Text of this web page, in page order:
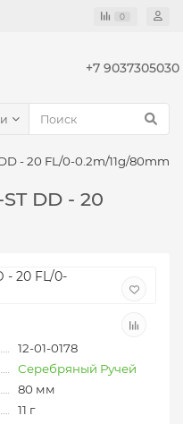
0
+7 9037305030
- 20 FL/0-0.2m/11g/80mm
DD - 20
12-01-0178
Серебряный Ручей
80 мм
11 г